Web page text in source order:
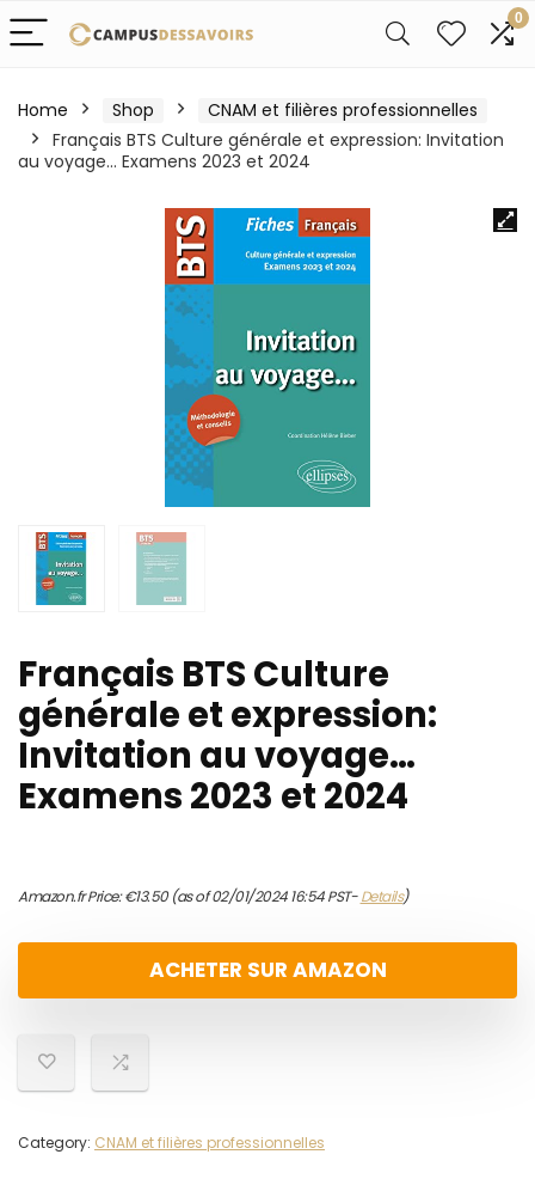
0
Home Shop
CNAM et filières professionnelles
Français BTS Culture générale et expression: Invitation
au voyage… Examens 2023 et 2024
Français BTS Culture
générale et expression:
Invitation au voyage…
Examens 2023 et 2024
Amazon.fr Price:€13.50(as of 02/01/2024 16:54 PST-Details)
ACHETER SUR AMAZON
Category: CNAM et filières professionnelles